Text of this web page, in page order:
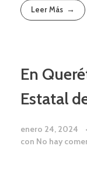
Leer Más
En
Estatal
enero 24, 2024
con No hay